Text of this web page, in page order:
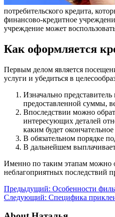
потребительского кредита,
финансово-кредитное
учреждение может
Как оформляется
Первым делом является
услуги и убедиться в
Изначально
предоставленной суммы,
Впоследствии можно
интересующих деталей
каким будет
В обязательном порядке
В дальнейшем
Именно по таким этапам можно
неблагоприятных последствий
Предыдущий: Особенности
Следующий: Специфика